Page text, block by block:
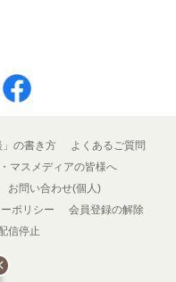
」の書き方
よくあるご質問
マスメディアの皆様へ
お問い合わせ(個人)
ポリシー
会員登録の解除
信停止